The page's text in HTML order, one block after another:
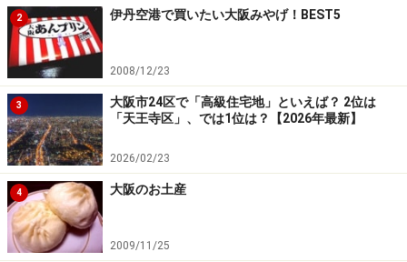
2 伊丹空港で買いたい大阪みやげ！BEST5
2008/12/23
3
大阪市24区で「高級住宅地」といえば？ 2位は
「天王寺区」、では1位は？【2026年最新】
2026/02/23
4 大阪のお土産
2009/11/25